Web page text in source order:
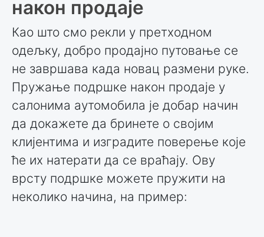
након продаје
Као што смо рекли у претходном
одељку, добро продајно путовање се
не завршава када новац размени руке.
Пружање подршке након продаје у
салонима аутомобила је добар начин
да докажете да бринете о својим
клијентима и изградите поверење које
ће их натерати да се враћају. Ову
врсту подршке можете пружити на
неколико начина, на пример: